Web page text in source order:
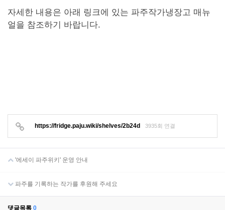
자세한 내용은 아래 링크에 있는 파주작가냉장고 매뉴
얼을 참조하기 바랍니다.
https://fridge.paju.wiki/shelves/2b24d 3935회 연결
'에세이 파주위키' 운영 안내
파주를 기록하는 작가를 후원해 주세요
댓글목록 0